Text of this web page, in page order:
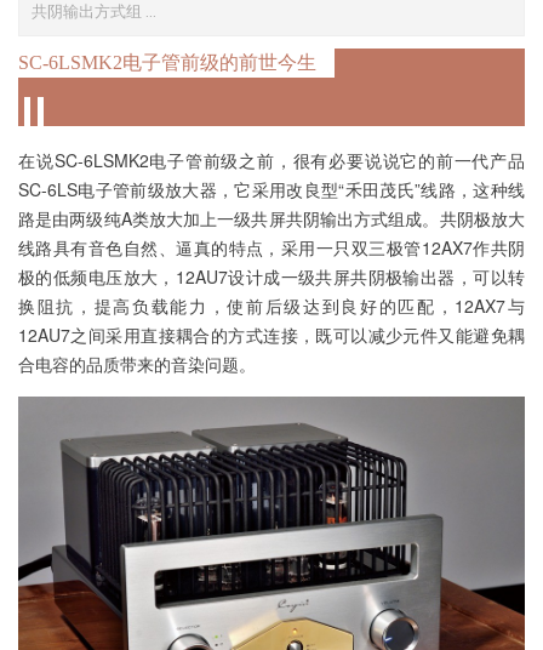
共阴输出方式组 ...
SC-6LSMK2电子管前级的前世今生
在说SC-6LSMK2电子管前级之前，很有必要说说它的前一代产品
SC-6LS电子管前级放大器，它采用改良型“禾田茂氏”线路，这种线
路是由两级纯A类放大加上一级共屏共阴输出方式组成。共阴极放大
线路具有音色自然、逼真的特点，采用一只双三极管12AX7作共阴
极的低频电压放大，12AU7设计成一级共屏共阴极输出器，可以转
换阻抗，提高负载能力，使前后级达到良好的匹配，12AX7与
12AU7之间采用直接耦合的方式连接，既可以减少元件又能避免耦
合电容的品质带来的音染问题。